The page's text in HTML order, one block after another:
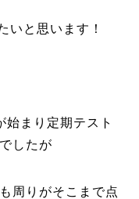
いと思います！
始まり定期テスト
したが
周りがそこまで点